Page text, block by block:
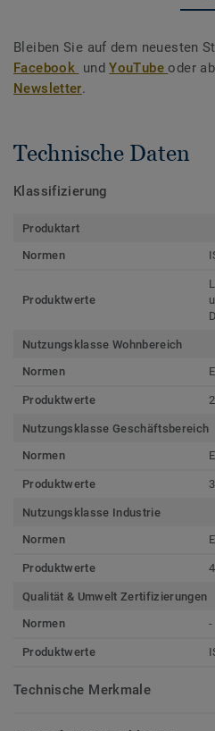
Bleiben Sie auf dem neuesten
Facebook undYouTubeoder
Newsletter.
Technische Daten
Klassifizierung
Produktart
Normen
Produktwerte
Nutzungsklasse Wohnbereich
Normen
Produktwerte
Nutzungsklasse Geschäftsbereich
Normen
Produktwerte
Nutzungsklasse Industrie
Normen
Produktwerte
Qualität & Umwelt Zertifizierungen
Normen
-
Produktwerte
Technische Merkmale